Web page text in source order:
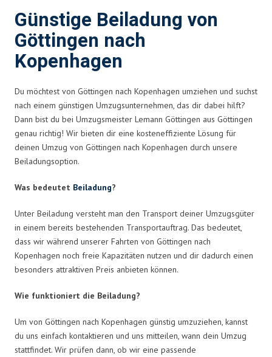
Günstige Beiladung von
Göttingen nach
Kopenhagen
Du möchtest von Göttingen nach Kopenhagen umziehen und suchst
nach einem günstigen Umzugsunternehmen, das dir dabei hilft?
Dann bist du bei Umzugsmeister Lemann Göttingen aus Göttingen
genau richtig! Wir bieten dir eine kosteneffiziente Lösung für
deinen Umzug von Göttingen nach Kopenhagen durch unsere
Beiladungsoption.
Was bedeutet Beiladung?
Unter Beiladung versteht man den Transport deiner Umzugsgüter
in einem bereits bestehenden Transportauftrag. Das bedeutet,
dass wir während unserer Fahrten von Göttingen nach
Kopenhagen noch freie Kapazitäten nutzen und dir dadurch einen
besonders attraktiven Preis anbieten können.
Wie funktioniert die Beiladung?
Um von Göttingen nach Kopenhagen günstig umzuziehen, kannst
du uns einfach kontaktieren und uns mitteilen, wann dein Umzug
stattfindet. Wir prüfen dann, ob wir eine passende